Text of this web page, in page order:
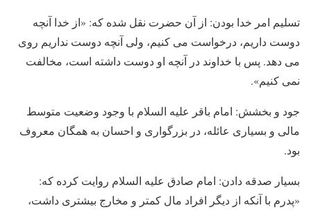
تسلیم امر خدا بودن: از آن حضرت نقل شده که: «از خدا آنچه
دوست داریم، درخواست می کنیم، ولی آنچه دوست نداریم روی
می دهد. پس با خداوند در آنچه او دوست داشته است، مخالفت
نمی کنیم».
جود و بخشش: امام باقر علیه السلام با وجود وضعیت متوسط
مالی و بسیاری عائله، در بزرگواری و احسان به همگان معروف
بود.
بسیار صدقه دادن: امام صادق علیه السلام روایت کرده که:
«پدرم با آنکه از دیگر افراد مال کمتر و مخارج بیشتری داشت،